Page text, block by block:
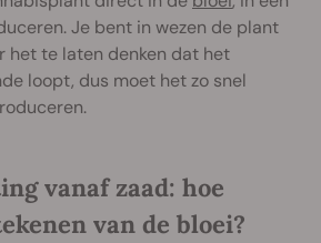
Je bent in wezen de plant
het te laten denken dat het
loopt, dus moet het zo snel
vanaf zaad: hoe
van de bloei?